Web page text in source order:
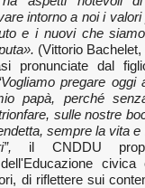
intorno a noi i
e i nuovi che
(Vittorio Bachelet,
pronunciate dal
pregare
papà, perché
sulle nostre
sempre la vita
il CNDDU
dell'Educazione
di riflettere sui